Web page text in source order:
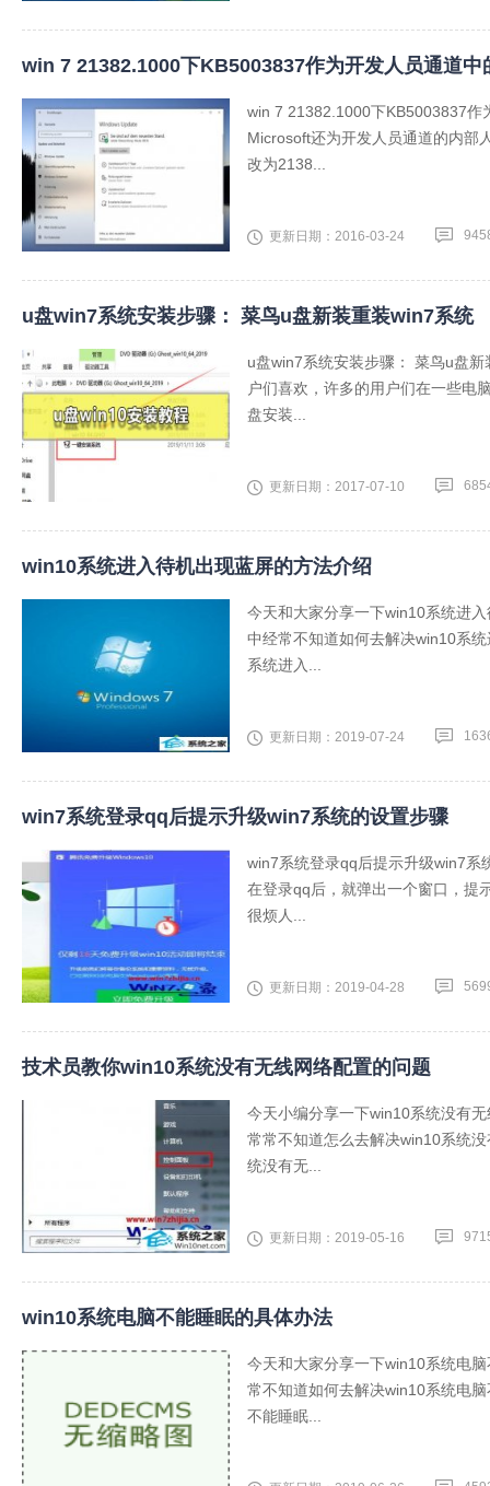
win 7 21382.1000下KB5003837作为开发人员通道中
win 7 21382.1000下KB5003837作
Microsoft还为开发人员通道的内部
改为2138...
更新日期：2016-03-24
u盘win7系统安装步骤： 菜鸟u盘新装重装win7系统
u盘win7系统安装步骤： 菜鸟u盘
户们喜欢，许多的用户们在一些电
盘安装...
更新日期：2017-07-10
win10系统进入待机出现蓝屏的方法介绍
今天和大家分享一下win10系统进
中经常不知道如何去解决win10系
系统进入...
更新日期：2019-07-24
win7系统登录qq后提示升级win7系统的设置步骤
win7系统登录qq后提示升级win7系
在登录qq后，就弹出一个窗口，提
很烦人...
更新日期：2019-04-28
技术员教你win10系统没有无线网络配置的问题
今天小编分享一下win10系统没有
常常不知道怎么去解决win10系统
统没有无...
更新日期：2019-05-16
win10系统电脑不能睡眠的具体办法
今天和大家分享一下win10系统电
常不知道如何去解决win10系统电
不能睡眠...